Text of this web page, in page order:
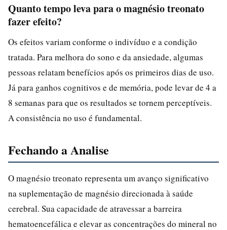
Quanto tempo leva para o magnésio treonato
fazer efeito?
Os efeitos variam conforme o indivíduo e a condição
tratada. Para melhora do sono e da ansiedade, algumas
pessoas relatam benefícios após os primeiros dias de uso.
Já para ganhos cognitivos e de memória, pode levar de 4 a
8 semanas para que os resultados se tornem perceptíveis.
A consistência no uso é fundamental.
Fechando a Analise
O magnésio treonato representa um avanço significativo
na suplementação de magnésio direcionada à saúde
cerebral. Sua capacidade de atravessar a barreira
hematoencefálica e elevar as concentrações do mineral no